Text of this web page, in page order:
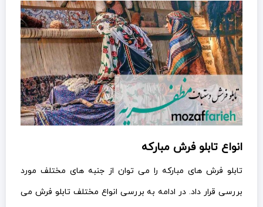
انواع تابلو فرش مبارکه
تابلو فرش های مبارکه را می توان از جنبه های مختلف مورد
بررسی قرار داد. در ادامه به بررسی انواع مختلف تابلو فرش می